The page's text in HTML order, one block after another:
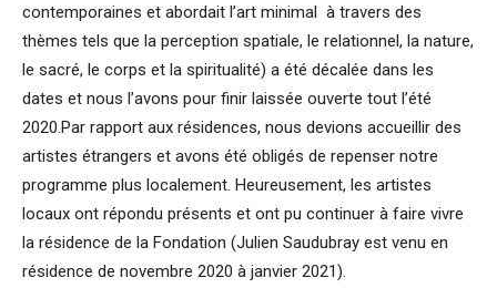
contemporaines et abordait l’art minimal à travers des
thèmes tels que la perception spatiale, le relationnel, la nature,
le sacré, le corps et la spiritualité) a été décalée dans les
dates et nous l’avons pour finir laissée ouverte tout l’été
2020.Par rapport aux résidences, nous devions accueillir des
artistes étrangers et avons été obligés de repenser notre
programme plus localement. Heureusement, les artistes
locaux ont répondu présents et ont pu continuer à faire vivre
la résidence de la Fondation (Julien Saudubray est venu en
résidence de novembre 2020 à janvier 2021).